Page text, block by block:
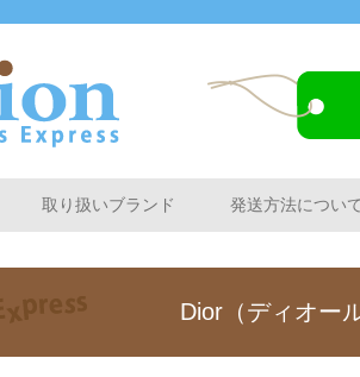
取り扱いブランド 発送方法につい
Dior（ディオー